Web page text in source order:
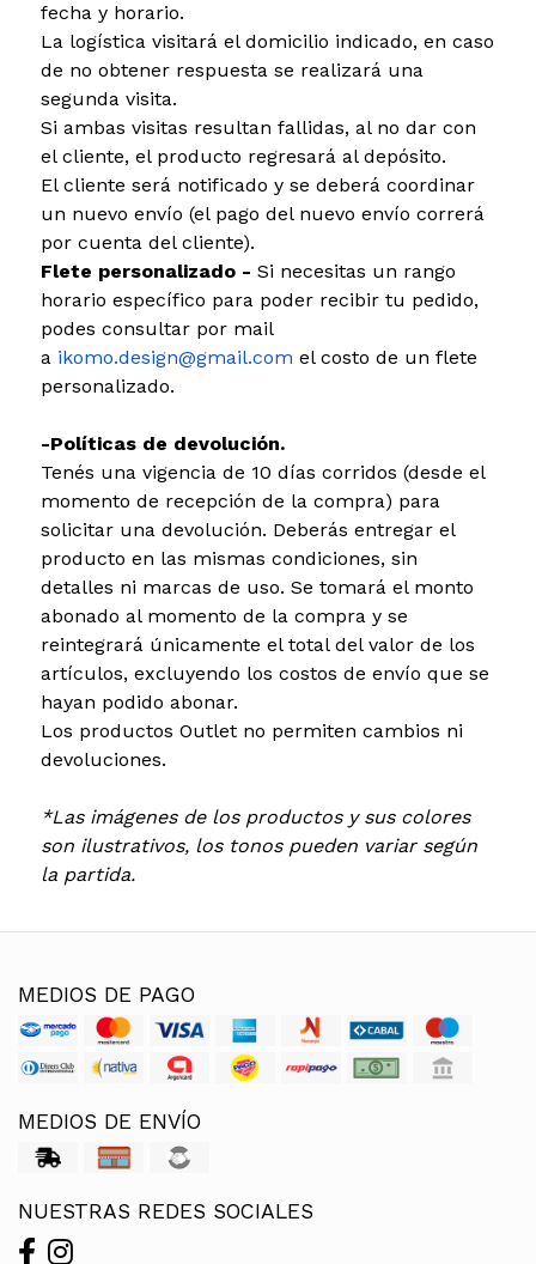
fecha y horario.
La logística visitará el domicilio indicado, en caso
de no obtener respuesta se realizará una
segunda visita.
Si ambas visitas resultan fallidas, al no dar con
el cliente, el producto regresará al depósito.
El cliente será notificado y se deberá coordinar
un nuevo envío (el pago del nuevo envío correrá
por cuenta del cliente).
Flete personalizado - Si necesitas un rango
horario específico para poder recibir tu pedido,
podes consultar por mail
a ikomo.design@gmail.com el costo de un flete
personalizado.
-Políticas de devolución.
Tenés una vigencia de 10 días corridos (desde el
momento de recepción de la compra) para
solicitar una devolución. Deberás entregar el
producto en las mismas condiciones, sin
detalles ni marcas de uso. Se tomará el monto
abonado al momento de la compra y se
reintegrará únicamente el total del valor de los
artículos, excluyendo los costos de envío que se
hayan podido abonar.
Los productos Outlet no permiten cambios ni
devoluciones.
*Las imágenes de los productos y sus colores
son ilustrativos, los tonos pueden variar según
la partida.
MEDIOS DE PAGO
MEDIOS DE ENVÍO
NUESTRAS REDES SOCIALES